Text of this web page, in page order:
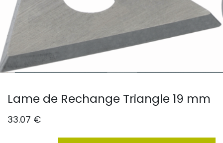
Lame de Rechange Triangle 19 mm
33.07 €